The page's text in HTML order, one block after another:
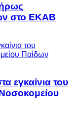
στο ΕΚΑΒ
εγκαίνια του